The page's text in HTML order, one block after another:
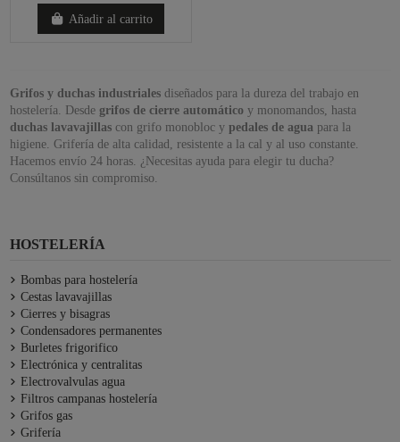
Añadir al carrito
Grifos y duchas industrialesdiseñados para la dureza del trabajo en
hostelería. Desde grifos de cierre automáticoy monomandos, hasta
duchas lavavajillascon grifo monobloc y pedales de agua para la
higiene. Grifería de alta calidad, resistente a la cal y al uso constante.
Hacemos envío 24 horas. ¿Necesitas ayuda para elegir tu ducha?
Consúltanos sin compromiso.
HOSTELERÍA
Bombas para hostelería
Cestas lavavajillas
Cierres y bisagras
Condensadores permanentes
Burletes frigorifico
Electrónica y centralitas
Electrovalvulas agua
Filtros campanas hostelería
Grifos gas
Grifería